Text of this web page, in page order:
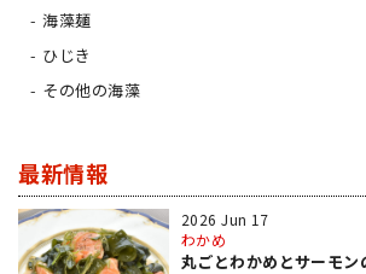
海藻麺
ひじき
その他の海藻
最新情報
2026 Jun 17
わかめ
丸ごとわかめとサーモン